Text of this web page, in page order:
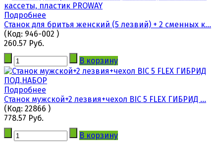
Подробнее
Станок для бритья женский (5 лезвий) + 2 сменных к...
(Код: 946-002 )
260.57 Руб.
В корзину
Подробнее
Станок мужской+2 лезвия+чехол BIC 5 FLEX ГИБРИД ...
(Код: 22866 )
778.57 Руб.
В корзину